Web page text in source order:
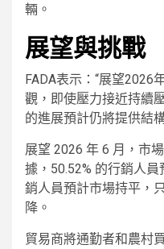
輛。
展望與挑戰
FADA表示：“展望2026
觀，即使壓力接近持續
的進展預計仍將提供結
展望 2026 年 6 月，市
據，50.52% 的行銷人
銷人員預計市場持平，
降。
貿易商將通勤者和農村